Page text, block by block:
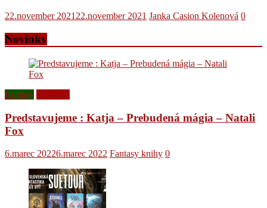
22.november 2021 22.november 2021 Janka Casion Kolenová 0
Novinky
Fantasy
Predstavujeme : Katja – Prebudená mágia – Natali
Fox
6.marec 20226.marec 2022 Fantasy knihy 0